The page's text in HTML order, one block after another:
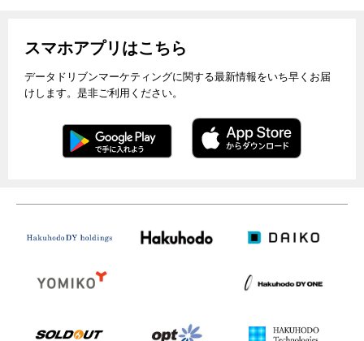
スマホアプリはこちら
データドリブンマーケティングに関する最新情報をいち早くお届
けします。是非ご利用ください。